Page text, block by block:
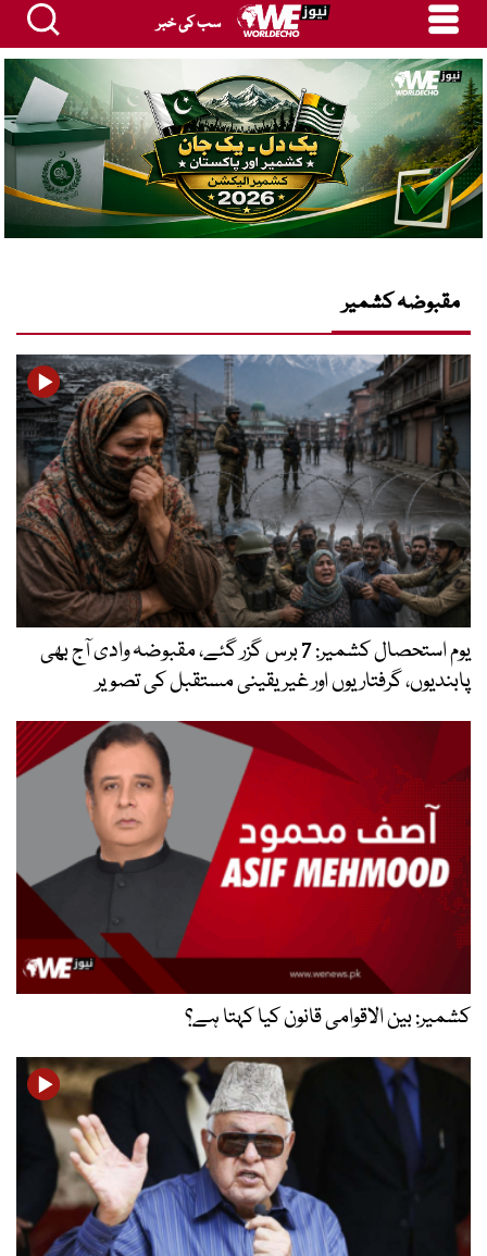
سب کی خبر
مقبوضہ کشمیر
یوم استحصال کشمیر: 7 برس گزر گئے، مقبوضہ وادی آج بھی
پابندیوں، گرفتاریوں اور غیر یقینی مستقبل کی تصویر
کشمیر: بین الاقوامی قانون کیا کہتا ہے؟